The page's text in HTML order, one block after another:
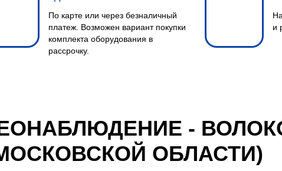
По карте или через безналичный
платеж. Возможен вариант покупки
комплекта оборудования в
рассрочку.
и
-
ОБЛАСТИ)